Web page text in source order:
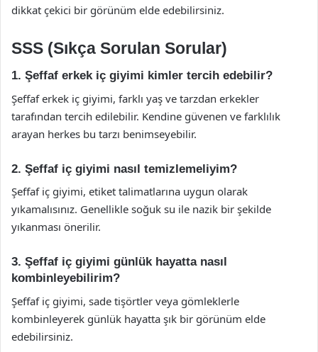
dikkat çekici bir görünüm elde edebilirsiniz.
SSS (Sıkça Sorulan Sorular)
1. Şeffaf erkek iç giyimi kimler tercih edebilir?
Şeffaf erkek iç giyimi, farklı yaş ve tarzdan erkekler
tarafından tercih edilebilir. Kendine güvenen ve farklılık
arayan herkes bu tarzı benimseyebilir.
2. Şeffaf iç giyimi nasıl temizlemeliyim?
Şeffaf iç giyimi, etiket talimatlarına uygun olarak
yıkamalısınız. Genellikle soğuk su ile nazik bir şekilde
yıkanması önerilir.
3. Şeffaf iç giyimi günlük hayatta nasıl
kombinleyebilirim?
Şeffaf iç giyimi, sade tişörtler veya gömleklerle
kombinleyerek günlük hayatta şık bir görünüm elde
edebilirsiniz.